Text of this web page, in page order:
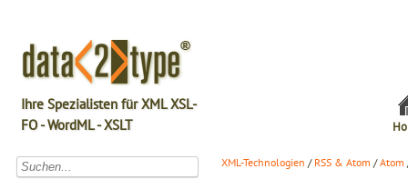
Ihre Spezialisten für XML XSL-
FO - WordML - XSLT
XML-Technologien / RSS & Atom /Atom